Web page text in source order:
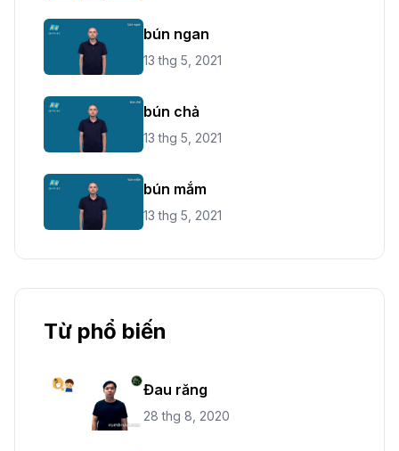
bún ngan
13 thg 5, 2021
bún chả
13 thg 5, 2021
bún mắm
13 thg 5, 2021
Từ phổ biến
Đau răng
28 thg 8, 2020